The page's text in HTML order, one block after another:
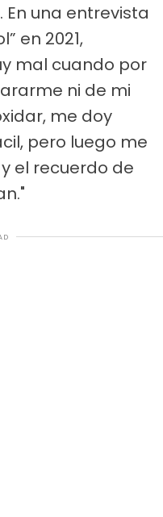
En una entrevista
en 2021,
mal cuando por
ni de mi
me doy
pero luego me
el recuerdo de